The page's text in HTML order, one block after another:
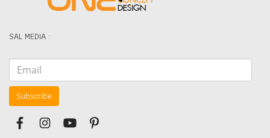
SAL MEDIA :
Subscribe